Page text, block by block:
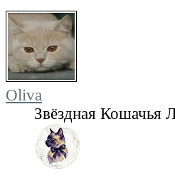
Oliva
Звёздная Кошачья